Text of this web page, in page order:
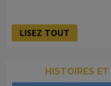
LISEZ TOUT
HISTOIRES